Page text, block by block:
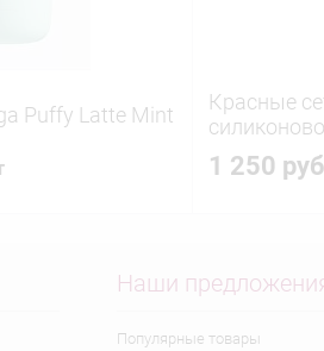
Puffy Latte Mint
Красные
1 250
Наши
Популярные товары